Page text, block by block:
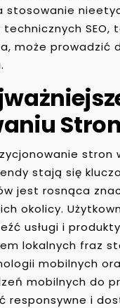
stosowanie
SEO,
może
stron
stają się
jest rosnąca
okolicy.
usługi i
lokalnych fraz
mobilnych
mobilnych do
responsywne i